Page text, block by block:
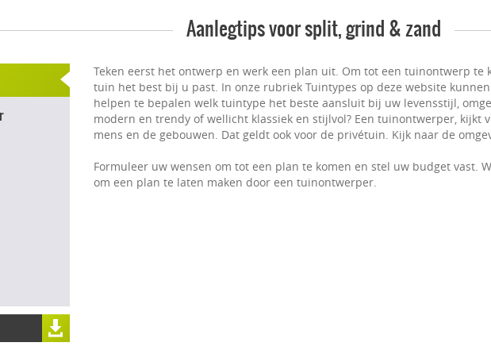
Aanlegtips voor split, grind & zand
Teken eerst het ontwerp en werk een plan uit. Om tot een tuinontwerp te
tuin het best bij u past. In onze rubriek Tuintypes op deze website
helpen te bepalen welk tuintype het beste aansluit bij uw levensstijl,
modern en trendy of wellicht klassiek en stijlvol? Een tuinontwerper,
mens en de gebouwen. Dat geldt ook voor de privétuin. Kijk naar de
Formuleer uw wensen om tot een plan te komen en stel uw budget vast.
om een plan te laten maken door een tuinontwerper.